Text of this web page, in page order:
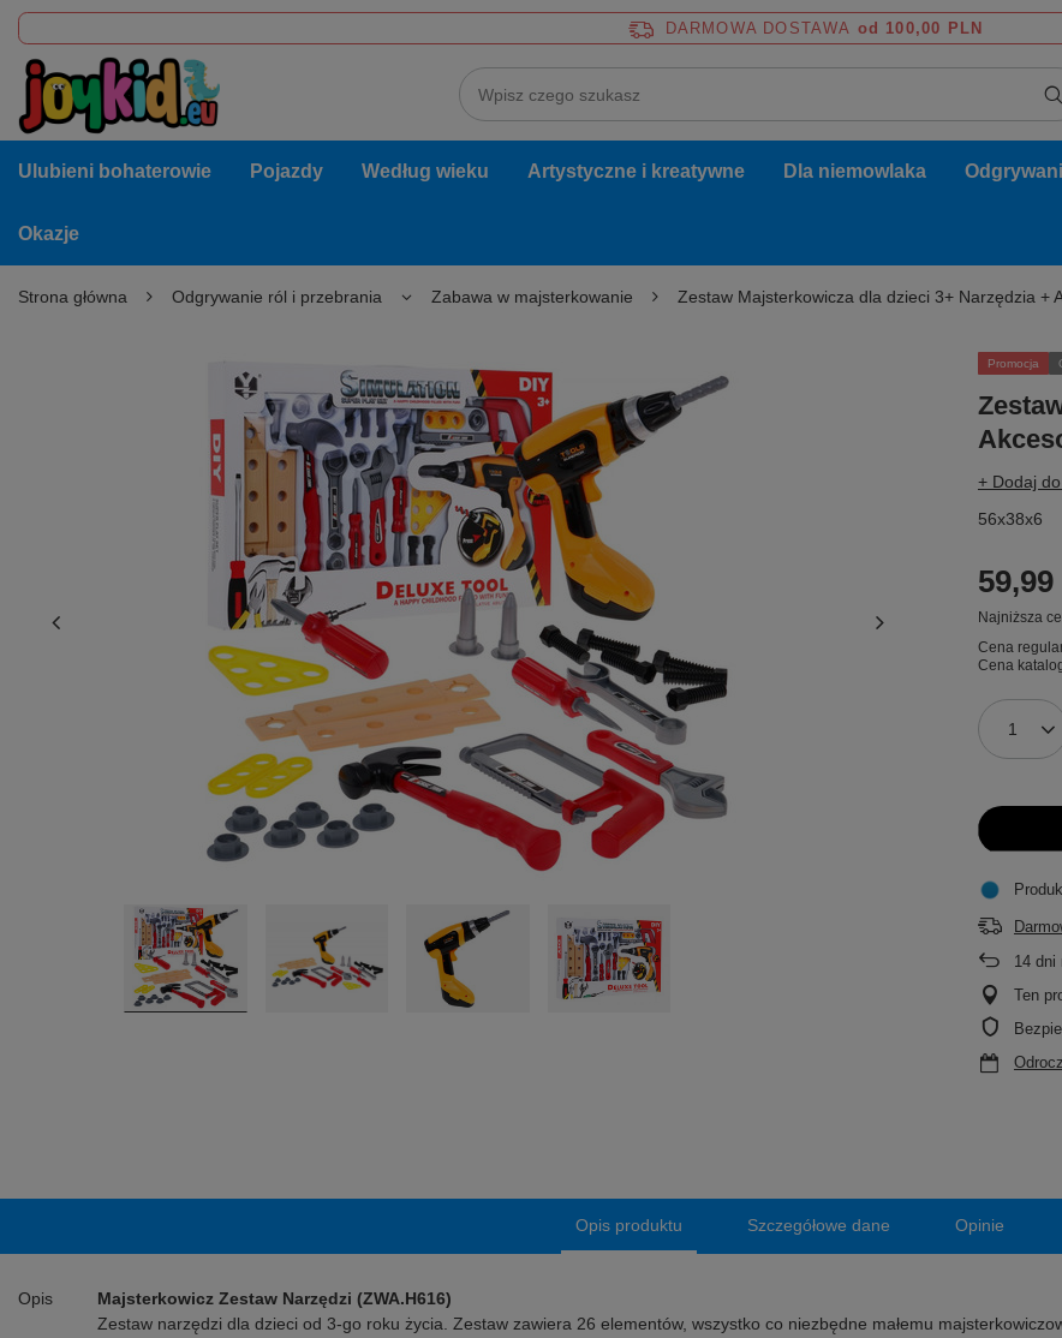
DARMOWA DOSTAWA od 100,00 PLN
Ulubieni bohaterowie Pojazdy Według wieku Artystyczne i kreatywne Dla niemowlaka
Okazje
Strona główna Odgrywanie ról i przebrania Zabawa w majsterkowanie Zestaw Majsterkowicza dla dzieci 3+ Narzędzia +
Promocja
+ Dodaj
56x38x6
59,99
Najniższa
Cena
Cena
14dni
Ten
Opis produktu Szczegółowe dane Opinie
Opis
Majsterkowicz Zestaw Narzędzi (ZWA.H616)
Zestaw narzędzi dla dzieci od 3-go roku życia. Zestaw zawiera 26 elementów, wszystko co niezbędne małemu